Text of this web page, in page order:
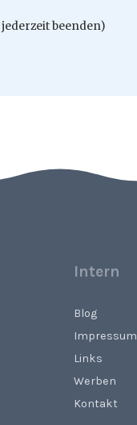
beenden)
Intern
Blog
Impressum
Links
Werben
Kontakt